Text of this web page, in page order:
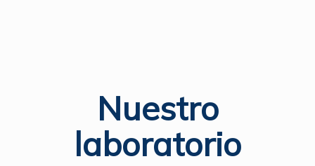
Nuestro
laboratorio